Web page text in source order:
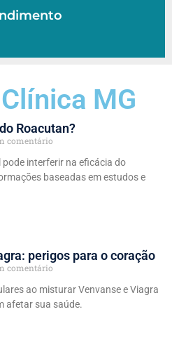
MG
Roacutan?
comentário
pode interferir na eficácia do
baseadas em estudos e
perigos para o coração
comentário
ao misturar Venvanse e Viagra
afetar sua saúde.